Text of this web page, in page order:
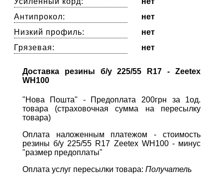
Антипрокол:
нет
Низкий профиль:
нет
Грязевая:
нет
Доставка резины б/у 225/55 R17 - Zeetex
WH100
"Нова Пошта" - Предоплата 200грн за 1од.
товара (страховочная сумма на пересылку
товара)
Оплата наложенным платежом - стоимость
резины б/у 225/55 R17 Zeetex WH100 - минус
"размер предоплаты"
Оплата услуг пересылки товара: Получатель